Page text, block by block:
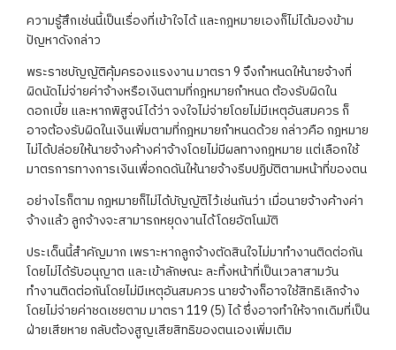
ความรู้สึกเช่นนี้เป็นเรื่องที่เข้าใจได้ และกฎหมายเองก็ไม่ได้มองข้าม
ปัญหาดังกล่าว
พระราชบัญญัติคุ้มครองแรงงาน มาตรา 9 จึงกำหนดให้นายจ้างที่
ผิดนัดไม่จ่ายค่าจ้างหรือเงินตามที่กฎหมายกำหนด ต้องรับผิดใน
ดอกเบี้ย และหากพิสูจน์ได้ว่า จงใจไม่จ่ายโดยไม่มีเหตุอันสมควร ก็
อาจต้องรับผิดในเงินเพิ่มตามที่กฎหมายกำหนดด้วย กล่าวคือ กฎหมาย
ไม่ได้ปล่อยให้นายจ้างค้างค่าจ้างโดยไม่มีผลทางกฎหมาย แต่เลือกใช้
มาตรการทางการเงินเพื่อกดดันให้นายจ้างรีบปฏิบัติตามหน้าที่ของตน
อย่างไรก็ตาม กฎหมายก็ไม่ได้บัญญัติไว้เช่นกันว่า เมื่อนายจ้างค้างค่า
จ้างแล้ว ลูกจ้างจะสามารถหยุดงานได้โดยอัตโนมัติ
ประเด็นนี้สำคัญมาก เพราะหากลูกจ้างตัดสินใจไม่มาทำงานติดต่อกัน
โดยไม่ได้รับอนุญาต และเข้าลักษณะ ละทิ้งหน้าที่เป็นเวลาสามวัน
ทำงานติดต่อกันโดยไม่มีเหตุอันสมควร นายจ้างก็อาจใช้สิทธิเลิกจ้าง
โดยไม่จ่ายค่าชดเชยตาม มาตรา 119 (5) ได้ ซึ่งอาจทำให้จากเดิมที่เป็น
ฝ่ายเสียหาย กลับต้องสูญเสียสิทธิของตนเองเพิ่มเติม